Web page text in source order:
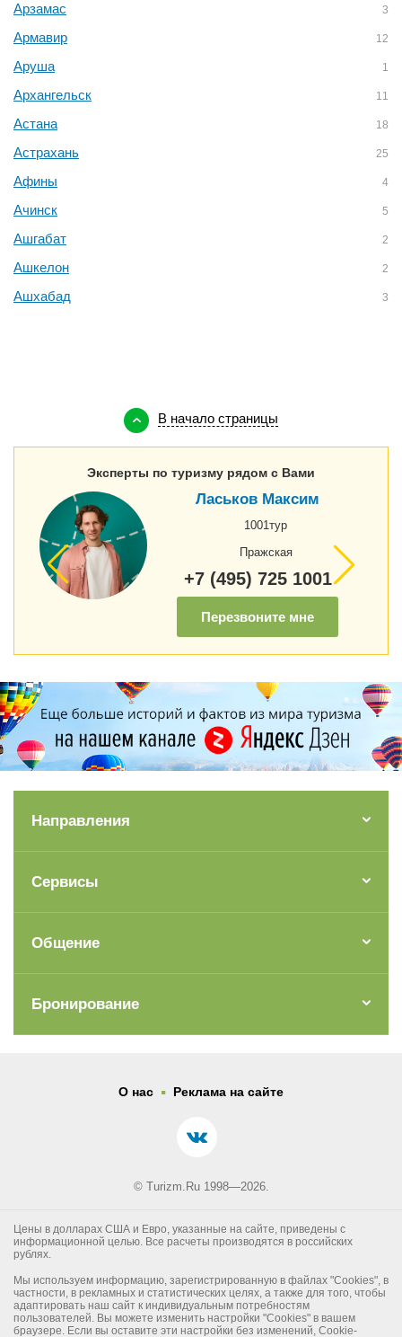
Арзамас 3
Армавир 12
Аруша 1
Архангельск 11
Астана 18
Астрахань 25
Афины 4
Ачинск 5
Ашгабат 2
Ашкелон 2
Ашхабад 3
В начало страницы
Эксперты по туризму рядом с Вами
Ласьков Максим
1001тур
Пражская
+7 (495) 725 1001
Перезвоните мне
Направления
Сервисы
Общение
Бронирование
О нас . Реклама на сайте
© Turizm.Ru 1998—2026.
Цены в долларах США и Евро, указанные на сайте, приведены с
информационной целью. Все расчеты производятся в российских
рублях.
Мы используем информацию, зарегистрированную в файлах "Cookies", в
частности, в рекламных и статистических целях, а также для того, чтобы
адаптировать наш сайт к индивидуальным потребностям
пользователей. Вы можете изменить настройки "Cookies" в вашем
браузере. Если вы оставите эти настройки без изменений, Cookie-